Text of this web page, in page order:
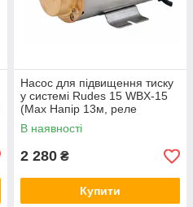
Насос для підвищення тиску
у системі Rudes 15 WBX-15
(Мах Напір 13м, реле
протоки-Автомат,
приєднувальний комплект,
малі габарити)
В наявності
2 280 ₴
Купити